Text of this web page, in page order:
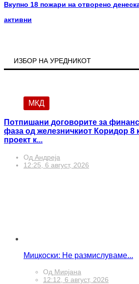
Вкупно 18 пожари на отворено
активни
ИЗБОР НА УРЕДНИКОТ
МКД
Потпишани договорите за
фаза од железничкиот Коридор 8
проект к...
Од Андреја
12:25, 6 август, 2026
Мицкоски: Не размислуваме...
Од Мирјана
12:12, 6 август, 2026